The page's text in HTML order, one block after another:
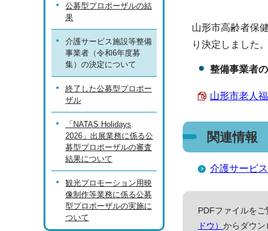
山形市高齢者保
り決定しました。
整備事業者
山形市老人
関連情報
介護サービ
PDFファイルを
ドウ） からダウン
公募型プロポーザルの結
果
介護サービス施設等整備
事業者（令和6年度募
集）の決定について
終了した公募型プロポー
ザル
「NATAS Holidays
2026」出展業務に係る公
募型プロポーザルの審査
結果について
観光プロモーション用映
像制作等業務に係る公募
型プロポーザルの実施に
ついて